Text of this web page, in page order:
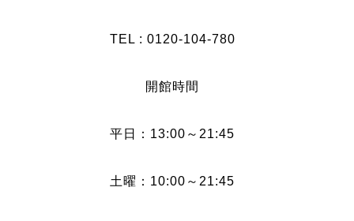
TEL : 0120-104-780
開館時間
平日：13:00～21:45
土曜：10:00～21:45